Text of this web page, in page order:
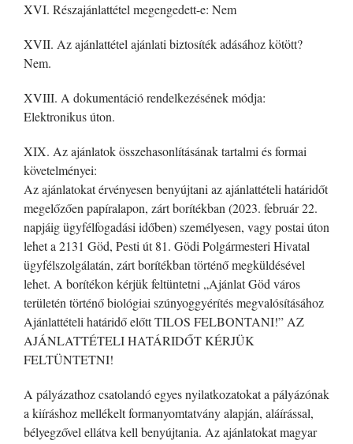
XVI. Részajánlattétel megengedett-e: Nem
XVII. Az ajánlattétel ajánlati biztosíték adásához kötött?
Nem.
XVIII. A dokumentáció rendelkezésének módja:
Elektronikus úton.
XIX. Az ajánlatok összehasonlításának tartalmi és formai
követelményei:
Az ajánlatokat érvényesen benyújtani az ajánlattételi határidőt
megelőzően papíralapon, zárt borítékban (2023. február 22.
napjáig ügyfélfogadási időben) személyesen, vagy postai úton
lehet a 2131 Göd, Pesti út 81. Gödi Polgármesteri Hivatal
ügyfélszolgálatán, zárt borítékban történő megküldésével
lehet. A borítékon kérjük feltüntetni „Ajánlat Göd város
területén történő biológiai szúnyoggyérítés megvalósításához
Ajánlattételi határidő előtt TILOS FELBONTANI!” AZ
AJÁNLATTÉTELI HATÁRIDŐT KÉRJÜK
FELTÜNTETNI!
A pályázathoz csatolandó egyes nyilatkozatokat a pályázónak
a kiíráshoz mellékelt formanyomtatvány alapján, aláírással,
bélyegzővel ellátva kell benyújtania. Az ajánlatokat magyar